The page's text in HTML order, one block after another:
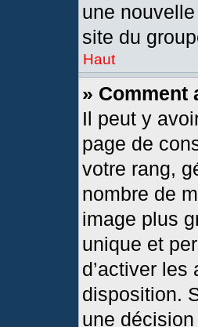
une
site du
Haut
» Comment
Il peut y
page de
votre rang,
nombre de
image plus
unique et
d’activer
disposition.
une